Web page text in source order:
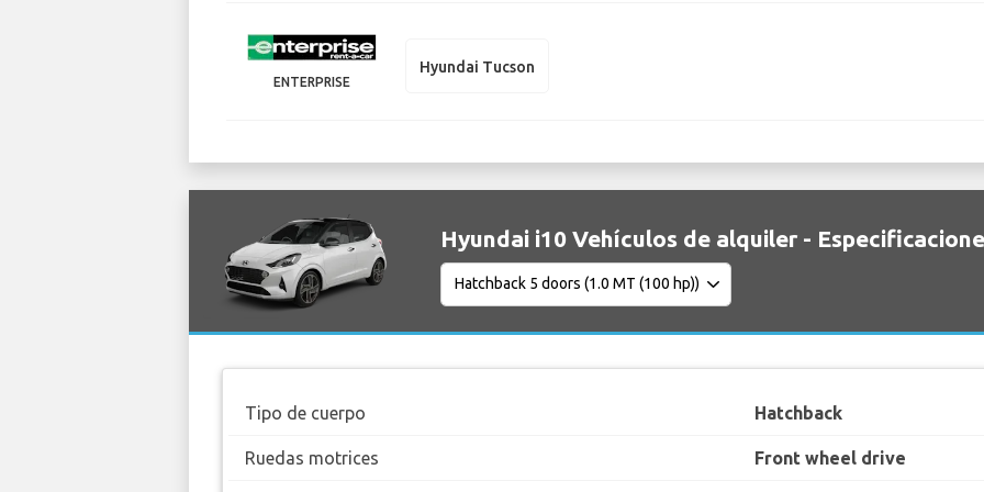
ENTERPRISE
Hyundai Tucson
Hyundai i10 Vehículos de alquiler -
Tipo de cuerpo Hatchback
Ruedas motrices Front wheel drive